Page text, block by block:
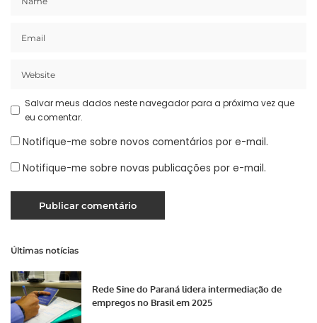
Salvar meus dados neste navegador para a próxima vez que
eu comentar.
Notifique-me sobre novos comentários por e-mail.
Notifique-me sobre novas publicações por e-mail.
Últimas notícias
Rede Sine do Paraná lidera intermediação de
empregos no Brasil em 2025